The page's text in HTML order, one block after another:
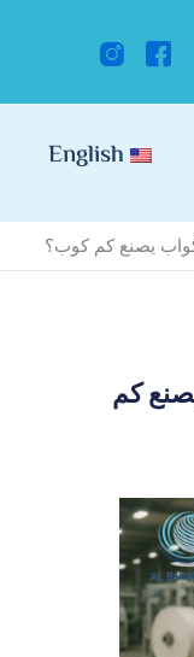
English
يصنع كم كوب؟
كم